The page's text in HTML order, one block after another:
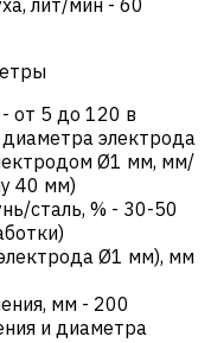
- от 5 до 120 в
электрода
Ø1 мм, мм/
40 мм)
сталь, % - 30-50
Ø1 мм), мм
мм - 200
и диаметра